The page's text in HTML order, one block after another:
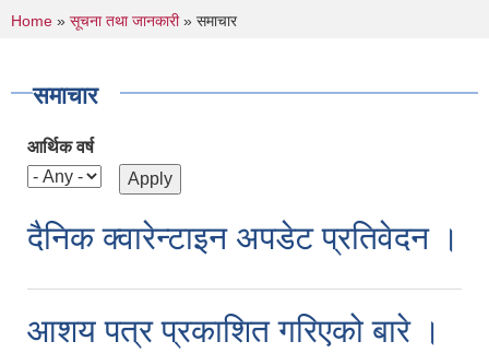
You are here
Home » सूचना तथा जानकारी» समाचार
समाचार
आर्थिक वर्ष
दैनिक क्वारेन्टाइन अपडेट प्रतिवेदन ।
आशय पत्र प्रकाशित गरिएको बारे ।